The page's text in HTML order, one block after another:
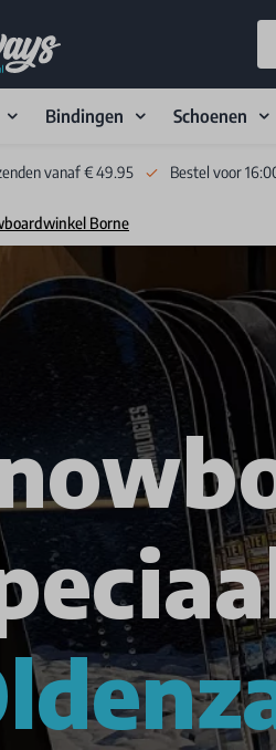
Bindingen Schoenen
vanaf € 49.95 Bestel voor
Borne